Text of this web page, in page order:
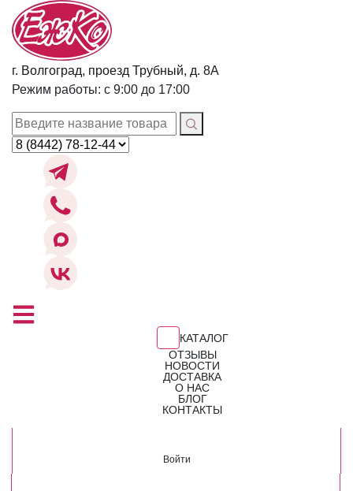
г. Волгоград, проезд Трубный, д. 8А
Режим работы: с 9:00 до 17:00
КАТАЛОГ
ОТЗЫВЫ
НОВОСТИ
ДОСТАВКА
О НАС
БЛОГ
КОНТАКТЫ
Войти